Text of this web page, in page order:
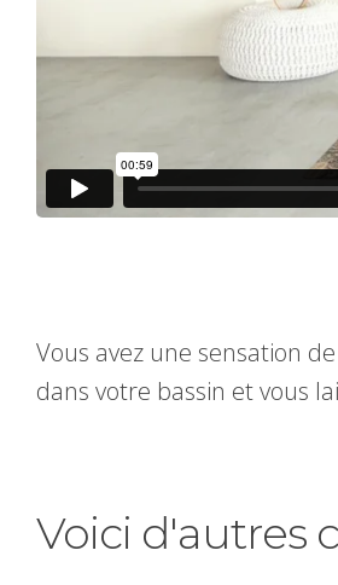
Vous avez une sensation
dans votre bassin et vous
Voici d'autres